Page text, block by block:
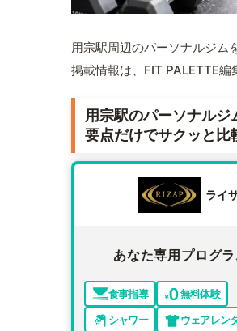
用宗駅周辺のパーソナルジム
掲載情報は、FIT PALETTE編
用宗駅のパーソナルジ
要点だけでサクッと比
ライ
あなた専用プログ
食事指導
無料体験
シャワー
ウェアレン